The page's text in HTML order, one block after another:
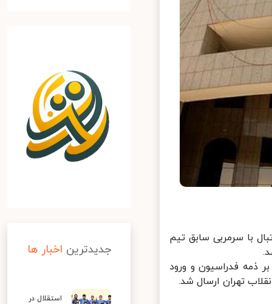
با سرمربی سابق تیم
دین بر ذمه فدراسیون و ورود
تهران ارسال شد.
جدیدترین اخبار ها
استقلال در